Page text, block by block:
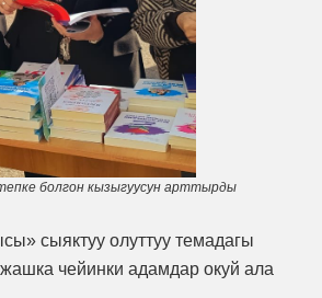
болгон кызыгуусун арттырды
сыяктуу олуттуу темадагы
чейинки адамдар окуй ала